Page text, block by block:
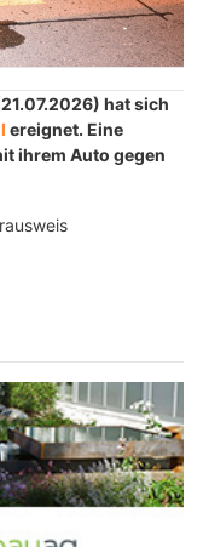
hat sich
ereignet. Eine
ihrem Auto gegen